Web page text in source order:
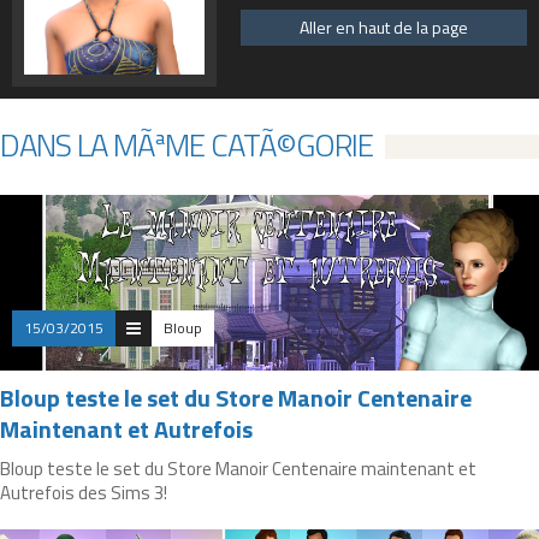
Aller en haut de la page
DANS LA MÃªME CATÃ©GORIE
15/03/2015 Bloup
Bloup teste le set du Store Manoir Centenaire
Maintenant et Autrefois
Bloup teste le set du Store Manoir Centenaire maintenant et
Autrefois des Sims 3!